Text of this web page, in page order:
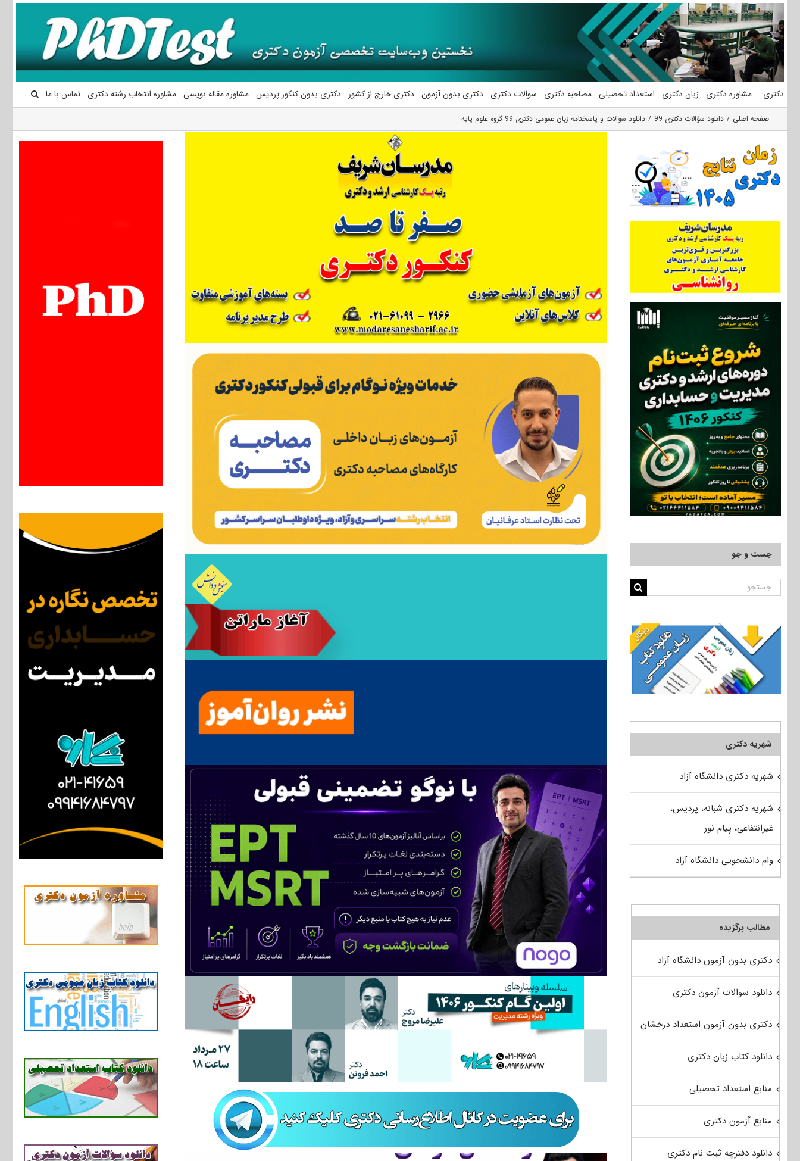
محتوا
دکتری مشاوره دکتری زبان دکتری استعداد تحصیلی مصاحبه دکتری سوالات دکتری دکتری بدون آزمون دکتری خارج از کشور دکتری بدون کنکور پردیس مشاوره مقاله نویسی مشاوره انتخاب رشته دکتری تماس با ما
صفحه اصلی دانلود سؤالات دکتری 99 دانلود سوالات و پاسخنامه زبان عمومی دکتری 99 گروه علوم پایه
جست و جو
جستجو
شهریه دکتری
شهریه دکتری دانشگاه آزاد
شهریه دکتری شبانه، پردیس،
غیرانتفاعی، پیام نور
وام دانشجویی دانشگاه آزاد
مطالب برگزیده
دکتری بدون آزمون دانشگاه آزاد
دانلود سوالات آزمون دکتری
دکتری بدون آزمون استعداد درخشان
دانلود کتاب زبان دکتری
منابع استعداد تحصیلی
منابع آزمون دکتری
دانلود دفترچه ثبت نام دکتری